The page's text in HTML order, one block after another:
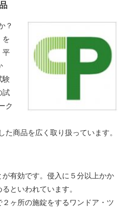
？
を
平
験
試
ク
商品を広く取り扱っています。
有効です。侵入に５分以上かか
といわれています。
ヶ所の施錠をするワンドア・ツ